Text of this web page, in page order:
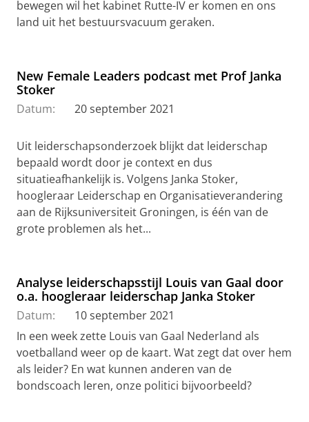
bewegen wil het kabinet Rutte-IV er komen en ons
land uit het bestuursvacuum geraken.
New Female Leaders podcast met Prof Janka
Stoker
Datum: 20 september 2021
Uit leiderschapsonderzoek blijkt dat leiderschap
bepaald wordt door je context en dus
situatieafhankelijk is. Volgens Janka Stoker,
hoogleraar Leiderschap en Organisatieverandering
aan de Rijksuniversiteit Groningen, is één van de
grote problemen als het...
Analyse leiderschapsstijl Louis van Gaal door
o.a. hoogleraar leiderschap Janka Stoker
Datum:
10 september 2021
In een week zette Louis van Gaal Nederland als
voetballand weer op de kaart. Wat zegt dat over hem
als leider? En wat kunnen anderen van de
bondscoach leren, onze politici bijvoorbeeld?